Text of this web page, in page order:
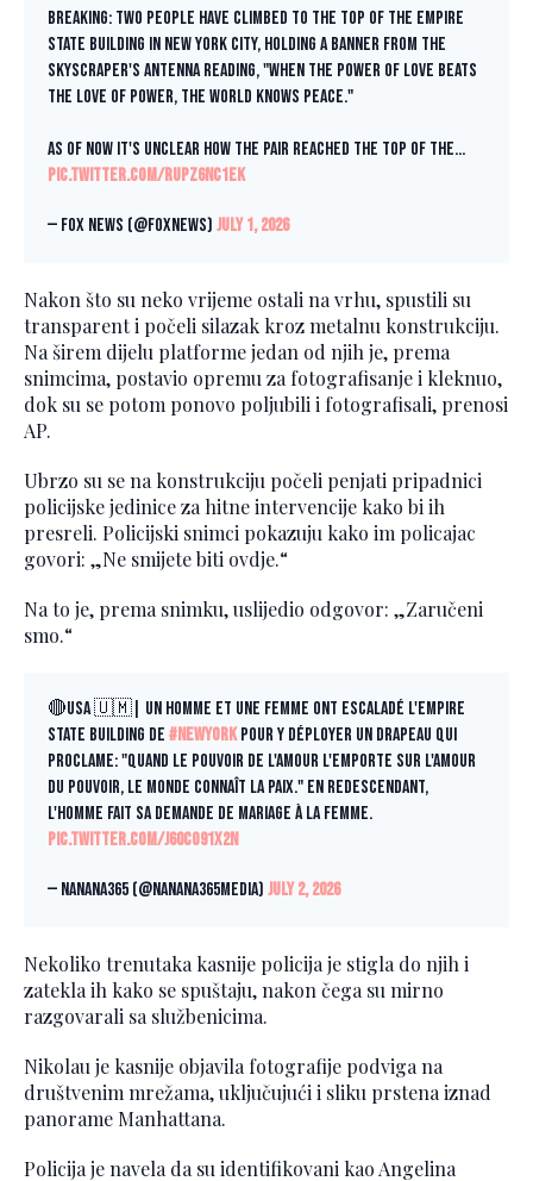
BREAKING: Two people have climbed to the top of the Empire
State Building in New York City, holding a banner from the
skyscraper's antenna reading, "When the power of love beats
the love of power, the world knows peace."
As of now it's unclear how the pair reached the top of the…
pic.twitter.com/rUPZ6nc1eK
— Fox News (@FoxNews) July 1, 2026
Nakon što su neko vrijeme ostali na vrhu, spustili su
transparent i počeli silazak kroz metalnu konstrukciju.
Na širem dijelu platforme jedan od njih je, prema
snimcima, postavio opremu za fotografisanje i kleknuo,
dok su se potom ponovo poljubili i fotografisali, prenosi
AP.
Ubrzo su se na konstrukciju počeli penjati pripadnici
policijske jedinice za hitne intervencije kako bi ih
presreli. Policijski snimci pokazuju kako im policajac
govori: „Ne smijete biti ovdje.“
Na to je, prema snimku, uslijedio odgovor: „Zaručeni
smo.“
🔴USA 🇺🇲| Un homme et une femme ont escaladé l'Empire
State Building de #NewYorkpour y déployer un drapeau qui
proclame: "Quand le pouvoir de l'amour l'emporte sur l'amour
du pouvoir, le monde connaît la paix." En redescendant,
l'homme fait sa demande de mariage à la femme.
pic.twitter.com/j60cO91X2n
— Nanana365 (@nanana365media) July 2, 2026
Nekoliko trenutaka kasnije policija je stigla do njih i
zatekla ih kako se spuštaju, nakon čega su mirno
razgovarali sa službenicima.
Nikolau je kasnije objavila fotografije podviga na
društvenim mrežama, uključujući i sliku prstena iznad
panorame Manhattana.
Policija je navela da su identifikovani kao Angelina